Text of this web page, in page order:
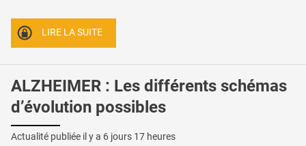
LIRE LA SUITE
ALZHEIMER : Les différents schémas
d’évolution possibles
Actualité publiée il y a 6 jours 17 heures